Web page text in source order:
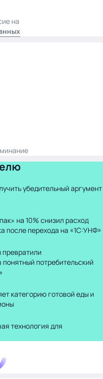
на
убедительный аргумент
на 10% снизил расход
после перехода на «1С:УНФ»
потребительский
категорию готовой еды и
технология для